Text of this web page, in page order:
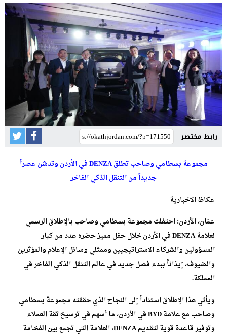
رابط مختصر
مجموعة بسطامي وصاحب تطلق DENZA في الأردن وتدشن عصراً
جديداً من التنقل الذكي الفاخر
عكاظ الاخبارية
عمّان، الأردن: احتفلت مجموعة بسطامي وصاحب بالإطلاق الرسمي
لعلامة DENZA في الأردن خلال حفل مميز حضره عدد من كبار
المسؤولين والشركاء الاستراتيجيين وممثلي وسائل الإعلام والمؤثرين
والضيوف، إيذاناً ببدء فصل جديد في عالم التنقل الذكي الفاخر في
المملكة.
ويأتي هذا الإطلاق استناداً إلى النجاح الذي حققته مجموعة بسطامي
وصاحب مع علامة BYD في الأردن، ما أسهم في ترسيخ ثقة العملاء
وتوفير قاعدة قوية لتقديم DENZA، العلامة التي تجمع بين الفخامة